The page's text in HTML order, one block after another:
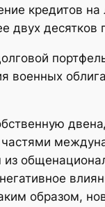
кредитов
образом,